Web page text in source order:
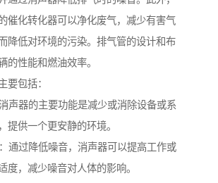
催化转化器可以净化废气，减少有害气
降低对环境的污染。排气管的设计和布
的性能和燃油效率。
要包括：
声器的主要功能是减少或消除设备或系
提供一个更安静的环境。
通过降低噪音，消声器可以提高工作或
度，减少噪音对人体的影响。